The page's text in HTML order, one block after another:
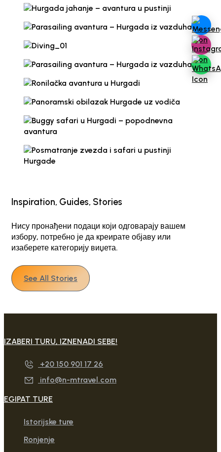
Inspiration, Guides, Stories
Нису пронађени подаци који одговарају вашем
избору, потребно је да креирате објаву или
изаберете категорију виџета.
See All Stories
IZABERI TURU, IZNENADI SEBE!
+20 150 901 17 26
info@n-mtravel.com
EGIPAT TURE
Istorijske ture
Ronjenje